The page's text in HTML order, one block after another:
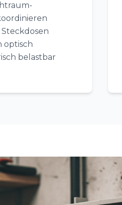
Steckdosen
optisch
belastbar